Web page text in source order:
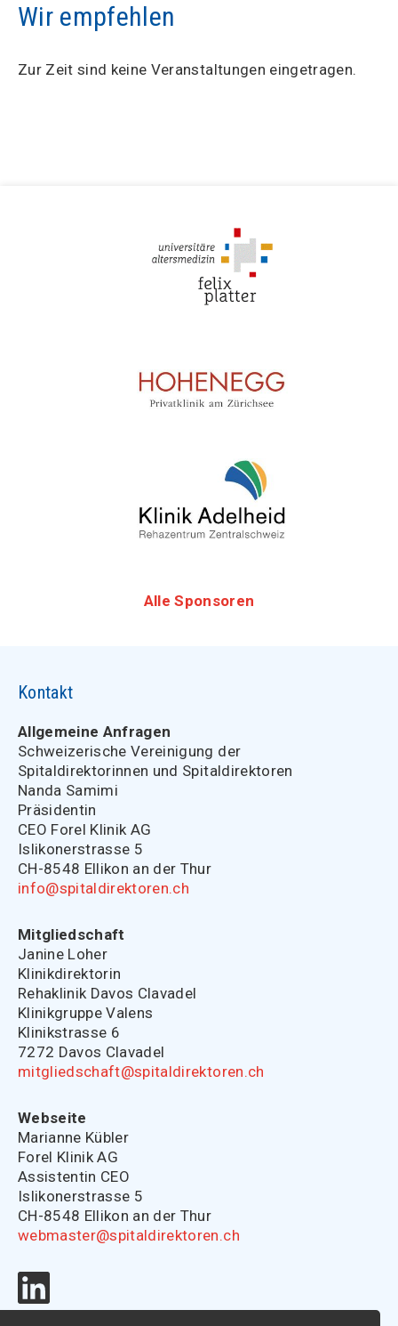
Wir empfehlen
Zur Zeit sind keine Veranstaltungen eingetragen.
Alle Sponsoren
Kontakt
Allgemeine Anfragen
Schweizerische Vereinigung der
Spitaldirektorinnen und Spitaldirektoren
Nanda Samimi
Präsidentin
CEO Forel Klinik AG
Islikonerstrasse 5
CH-8548 Ellikon an der Thur
info@spitaldirektoren.ch
Mitgliedschaft
Janine Loher
Klinikdirektorin
Rehaklinik Davos Clavadel
Klinikgruppe Valens
Klinikstrasse 6
7272 Davos Clavadel
mitgliedschaft@spitaldirektoren.ch
Webseite
Marianne Kübler
Forel Klinik AG
Assistentin CEO
Islikonerstrasse 5
CH-8548 Ellikon an der Thur
webmaster@spitaldirektoren.ch